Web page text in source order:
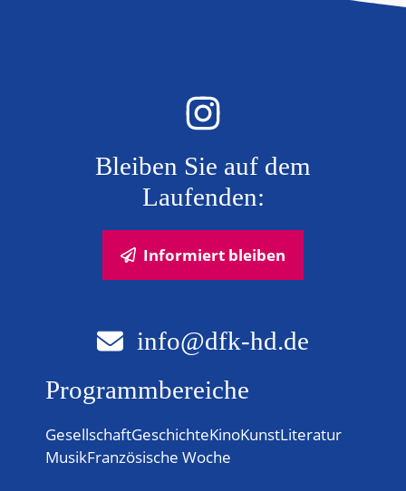
Bleiben Sie auf dem
Laufenden:
Informiert bleiben
info@dfk-hd.de
Programmbereiche
GesellschaftGeschichteKinoKunstLiteratur
MusikFranzösische Woche